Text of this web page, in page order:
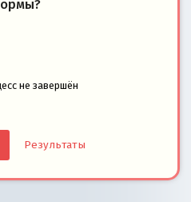
не завершён
Результаты